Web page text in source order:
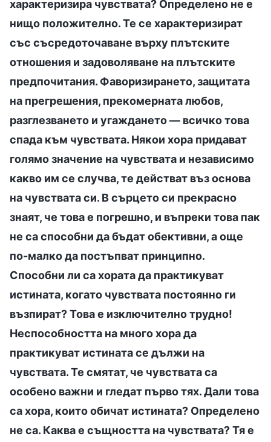
характеризира чувствата? Определено не е
нищо положително. Те се характеризират
със съсредоточаване върху плътските
отношения и задоволяване на плътските
предпочитания. Фаворизирането, защитата
на прегрешения, прекомерната любов,
разглезването и угаждането — всичко това
спада към чувствата. Някои хора придават
голямо значение на чувствата и независимо
какво им се случва, те действат въз основа
на чувствата си. В сърцето си прекрасно
знаят, че това е погрешно, и въпреки това пак
не са способни да бъдат обективни, а още
по-малко да постъпват принципно.
Способни ли са хората да практикуват
истината, когато чувствата постоянно ги
възпират? Това е изключително трудно!
Неспособността на много хора да
практикуват истината се дължи на
чувствата. Те смятат, че чувствата са
особено важни и гледат първо тях. Дали това
са хора, които обичат истината? Определено
не са. Каква е същността на чувствата? Тя е